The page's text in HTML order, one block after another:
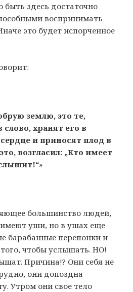
быть здесь достаточно
воспринимать
это будет испорченное
землю, это те,
хранят его в
и приносят плод в
возгласил: „Кто имеет
»
большинство людей,
имеют уши, но в ушах еще
барабанные перепонки и
чтобы услышать. НО!
Причина!? Они себя не
они допоздна
Утром они свое тело